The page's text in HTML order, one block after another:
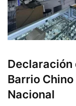
Declaración
Barrio
Nacional